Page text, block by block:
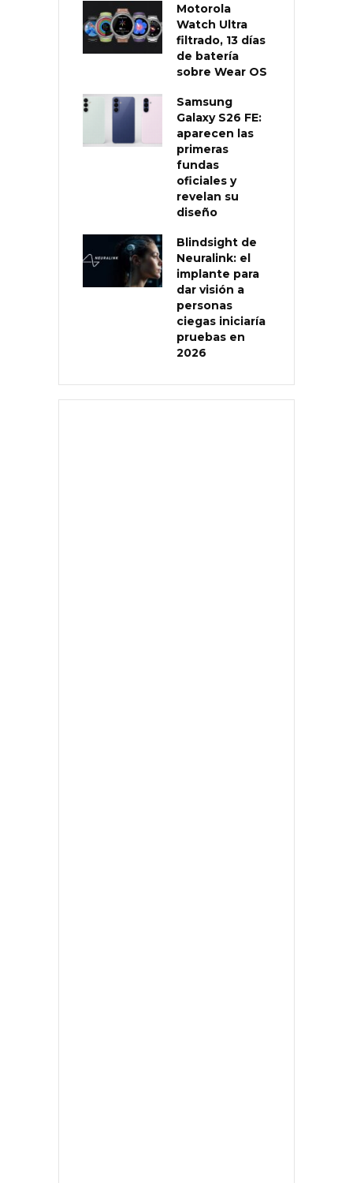
Motorola
Watch Ultra
filtrado, 13 días
de batería
sobre Wear OS
Samsung
Galaxy S26 FE:
aparecen las
primeras
fundas
oficiales y
revelan su
diseño
Blindsight de
Neuralink: el
implante para
dar visión a
personas
ciegas iniciaría
pruebas en
2026